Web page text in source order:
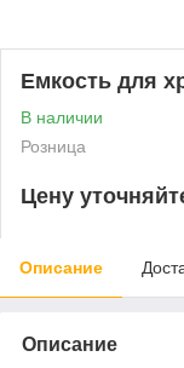
Емкость для
В наличии
Розница
Цену
Описание
Описание